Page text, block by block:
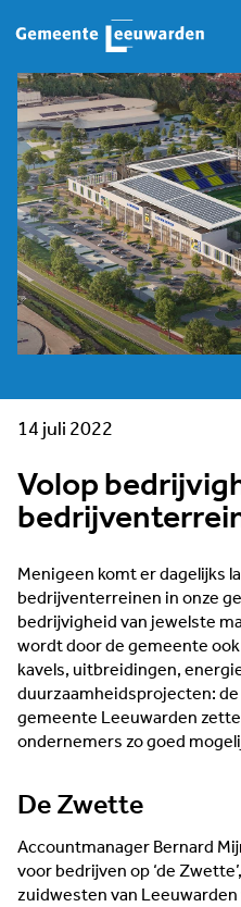
14 juli 2022
Volop
Menigeen komt er dagelijks
bedrijventerreinen in onze
bedrijvigheid van jewelste
wordt door de gemeente
kavels, uitbreidingen,
duurzaamheidsprojecten:
gemeente Leeuwarden
ondernemers zo goed
De Zwette
Accountmanager Bernard
voor bedrijven op ‘de
zuidwesten van Leeuwarden